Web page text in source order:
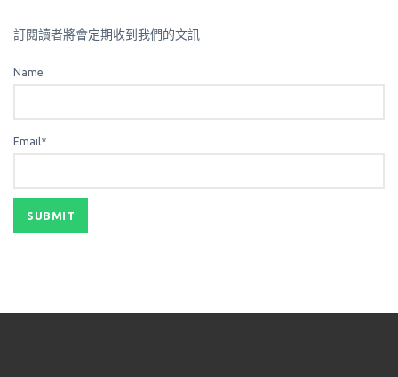
訂閱讀者將會定期收到我們的文訊
Name
Email*